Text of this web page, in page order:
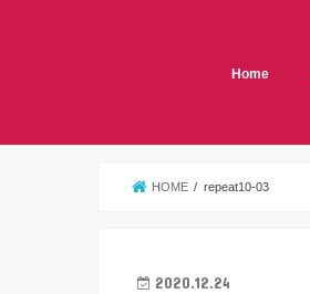
Home
HOME repeat10-03
2020.12.24